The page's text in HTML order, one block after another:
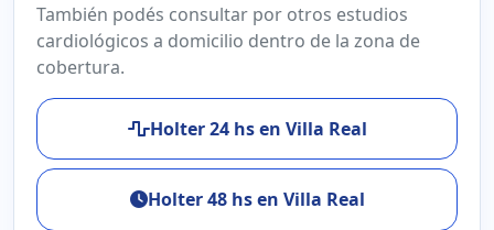
También podés consultar por otros estudios
cardiológicos a domicilio dentro de la zona de
cobertura.
Holter 24 hs en Villa Real
Holter 48 hs en Villa Real